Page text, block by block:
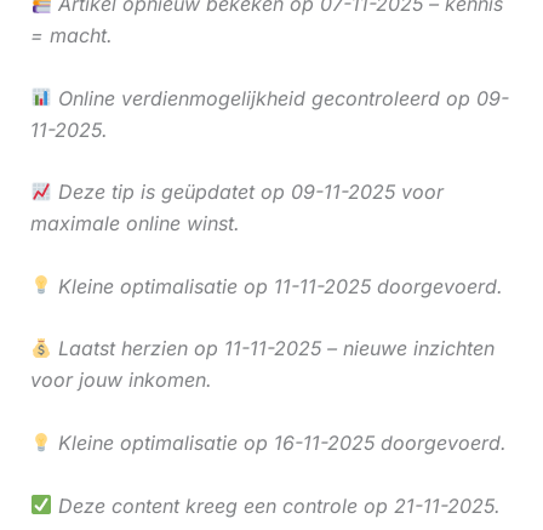
= macht.
Online verdienmogelijkheid gecontroleerd op 09-
11-2025.
Deze tip is geüpdatet op 09-11-2025 voor
maximale online winst.
Kleine optimalisatie op 11-11-2025 doorgevoerd.
Laatst herzien op 11-11-2025 – nieuwe inzichten
voor jouw inkomen.
Kleine optimalisatie op 16-11-2025 doorgevoerd.
Deze content kreeg een controle op 21-11-2025.